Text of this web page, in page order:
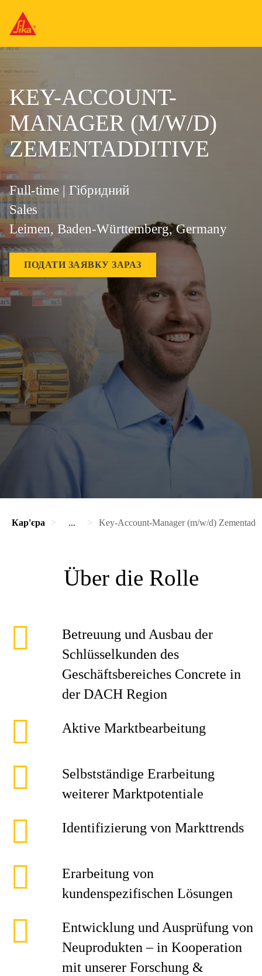
KEY-ACCOUNT-
MANAGER (M/W/D)
ZEMENTADDITIVE
Full-time | Гібридний
Sales
Leimen, Baden-Württemberg, Germany
ПОДАТИ ЗАЯВКУ ЗАРАЗ
Кар'єра ... Key-Account-Manager (m/w/d)
Über die Rolle
Betreuung und Ausbau der
Schlüsselkunden des
Geschäftsbereiches Concrete in
der DACH Region
Aktive Marktbearbeitung
Selbstständige Erarbeitung
weiterer Marktpotentiale
Identifizierung von Markttrends
Erarbeitung von
kundenspezifischen Lösungen
Entwicklung und Ausprüfung von
Neuprodukten – in Kooperation
mit unserer Forschung &